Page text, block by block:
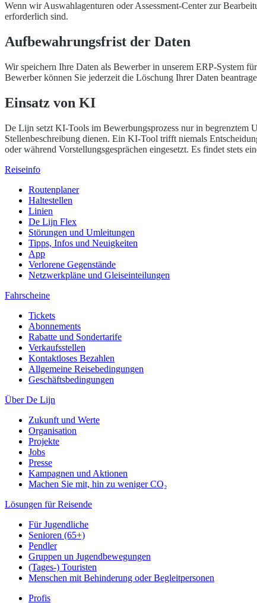
Wenn wir Auswahlagenturen oder Assessment-Center zur
erforderlich sind.
Aufbewahrungsfrist der Daten
Wir speichern Ihre Daten als Bewerber in unserem ERP-System
Bewerber können Sie jederzeit die Löschung Ihrer Daten
Einsatz von KI
De Lijn setzt KI-Tools im Bewerbungsprozess nur in begrenztem
Stellenbeschreibung dienen. Ein KI-Tool trifft niemals
oder während Vorstellungsgesprächen eingesetzt. Es findet stets
Reiseinfo
Routenplaner
Haltestellen
Linien
De Lijn Flex
Störungen und Umleitungen
Tipps, Infos und Neuigkeiten
App
Verlorene Gegenstände
Netzwerkpläne und Gleiseinteilungen
Fahrscheine
Tickets
Abonnements
Rabatte und Sondertarife
Verkaufsstellen
Kontaktloses Bezahlen
Allgemeine Reisebedingungen
Geschäftsbedingungen
Über De Lijn
Zukunft und Werte
Organisation
Projekte
Jobs
Presse
Kampagnen und Aktionen
Machen Sie mit, hin zu weniger CO₂
Lösungen für Reisende
Für Jugendliche
Senioren (65+)
Pendler
Gruppen un Jugendbewegungen
(Tages-) Touristen
Menschen mit Behinderung oder Begleitpersonen
Profis